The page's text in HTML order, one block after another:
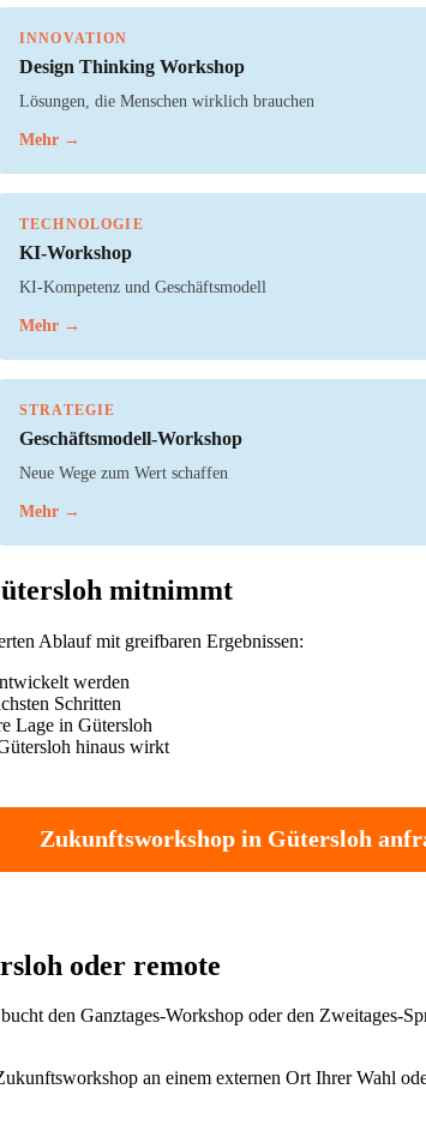
INNOVATION
Design Thinking Workshop
Lösungen, die Menschen wirklich brauchen
Mehr →
TECHNOLOGIE
KI-Workshop
KI-Kompetenz und Geschäftsmodell
Mehr →
STRATEGIE
Geschäftsmodell-Workshop
Neue Wege zum Wert schaffen
Mehr →
mitnimmt
Ablauf mit greifbaren Ergebnissen:
werden
Schritten
Lage in Gütersloh
hinaus wirkt
Zukunftsworkshop in Gütersloh
oder remote
den Ganztages-Workshop oder den Zweitages-
an einem externen Ort Ihrer Wahl